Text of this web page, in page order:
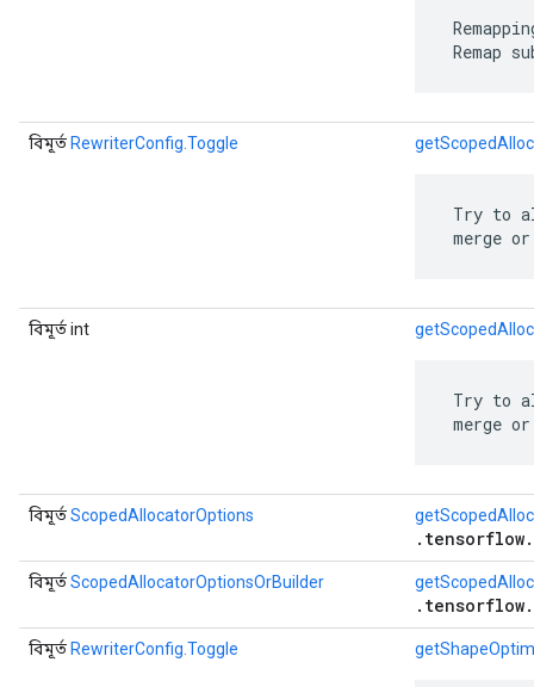
Remap
বিমূর্ত RewriterConfig.Toggle
Try to
merge
বিমূর্ত int
Try to
merge
বিমূর্তScopedAllocatorOptions
বিমূর্তScopedAllocatorOptionsOrBuilder
বিমূর্ত RewriterConfig.Toggle